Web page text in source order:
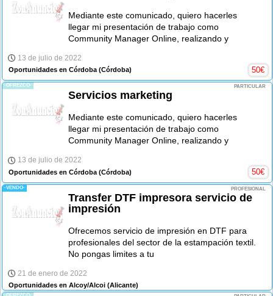
Mediante este comunicado, quiero hacerles
llegar mi presentación de trabajo como
Community Manager Online, realizando y
13 de julio de 2022
Oportunidades en Córdoba (Córdoba) 50€
-OFREZCO- PARTICULAR
Servicios marketing
Mediante este comunicado, quiero hacerles
llegar mi presentación de trabajo como
Community Manager Online, realizando y
13 de julio de 2022
Oportunidades en Córdoba (Córdoba) 50€
-VENDO- PROFESIONAL
Transfer DTF impresora servicio de
impresión
Ofrecemos servicio de impresión en DTF para
profesionales del sector de la estampación textil.
No pongas limites a tu
21 de enero de 2022
Oportunidades en Alcoy/Alcoi (Alicante)